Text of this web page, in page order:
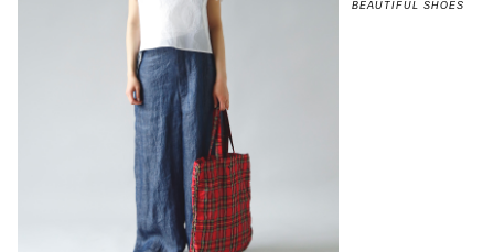
BEAUTIFUL SHOES